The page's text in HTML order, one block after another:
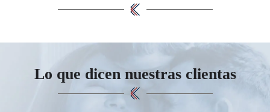
Lo que dicen nuestras clientas